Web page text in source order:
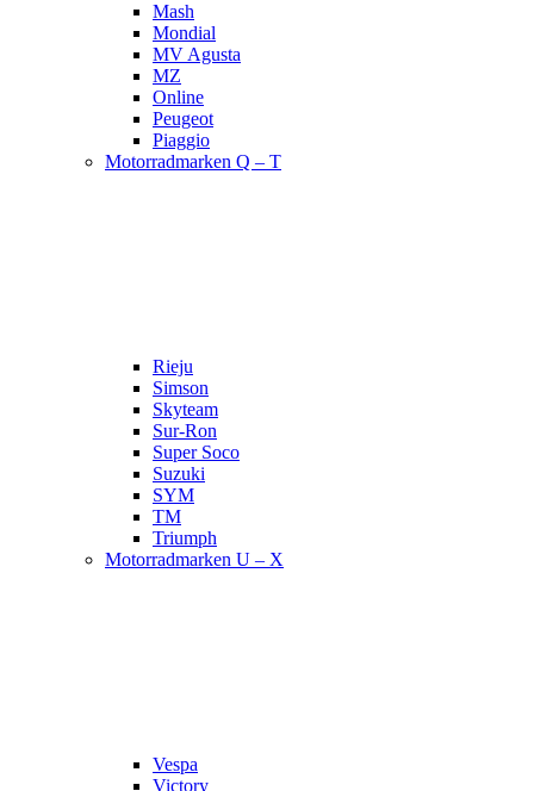
Mash
Mondial
MV Agusta
MZ
Online
Peugeot
Piaggio
Motorradmarken Q – T
Rieju
Simson
Skyteam
Sur-Ron
Super Soco
Suzuki
SYM
TM
Triumph
Motorradmarken U – X
Vespa
Victory